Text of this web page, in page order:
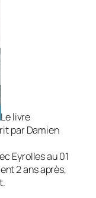
Le livre
par Damien
Eyrolles au 01
2 ans après,